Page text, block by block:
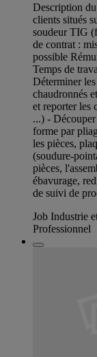
Description
clients situés
soudeur TIG
de contrat :
possible
Temps de
Déterminer
chaudronnés
et reporter les
...) - Découper
forme par
les pièces,
(soudure-
pièces,
ébavurage,
de suivi de
Job Industrie
Professionnel